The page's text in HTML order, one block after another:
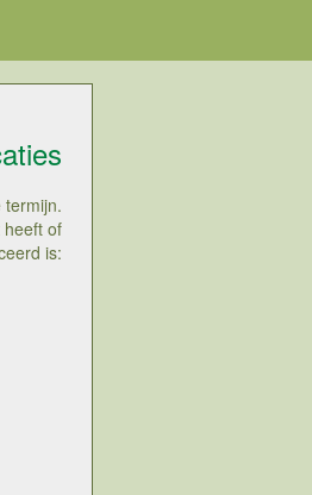
termijn.
of
is: